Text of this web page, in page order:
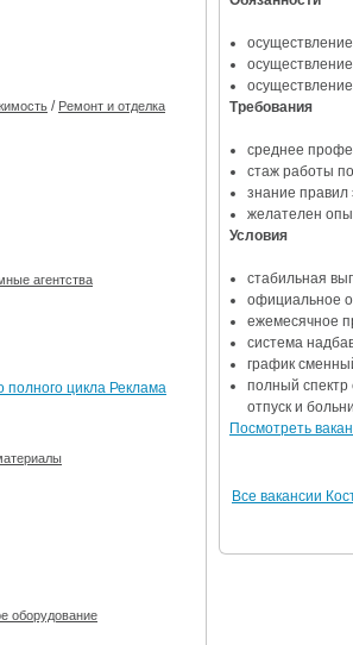
Электронные транспортные карты
Требования
среднее
стаж работы
знание правил
желателен
Условия
стабильная
официальное
ежемесячное
система
график
полный спектр
отпуск и
Посмотреть
Все вакансии
/ Ремонт и отделка
агентства
полного цикла Реклама
оборудование